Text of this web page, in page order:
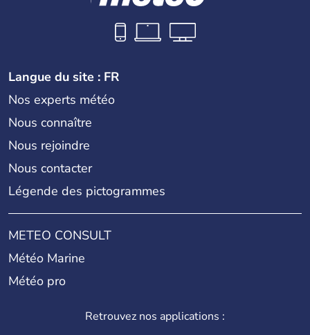
Langue du site : FR
Nos experts météo
Nous connaître
Nous rejoindre
Nous contacter
Légende des pictogrammes
METEO CONSULT
Météo Marine
Météo pro
Retrouvez nos applications :